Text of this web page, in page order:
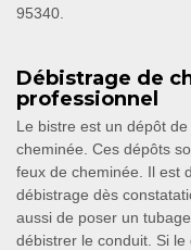
95340.
Débistrage de
professionnel
Le bistre est un dépôt
cheminée. Ces dépôts
feux de cheminée. Il est
débistrage dès
aussi de poser un
débistrer le conduit. Si